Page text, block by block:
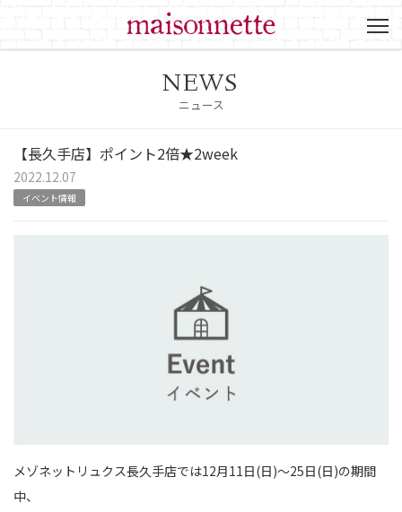
NEWS
ニュース
【長久手店】ポイント2倍★2week
2022.12.07
イベント情報
メゾネットリュクス長久手店では12月11日(日)～25日(日)の期間
中、